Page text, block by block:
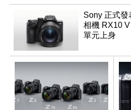
Sony 正式
相機 RX10
單元上身